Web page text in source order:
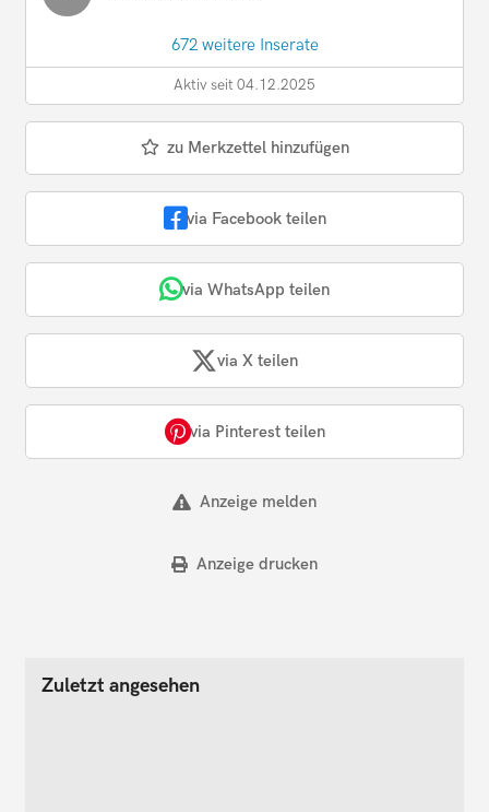
672 weitere Inserate
Aktiv seit 04.12.2025
zu Merkzettel hinzufügen
via Facebook teilen
via WhatsApp teilen
via X teilen
via Pinterest teilen
Anzeige melden
Anzeige drucken
Zuletzt angesehen